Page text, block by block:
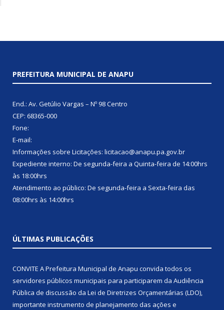
PREFEITURA MUNICIPAL DE ANAPU
End.: Av. Getúlio Vargas – Nº 98 Centro
CEP: 68365-000
Fone:
E-mail:
Informações sobre Licitações: licitacao@anapu.pa.gov.br
Expediente interno: De segunda-feira a Quinta-feira de 14:00hrs
às 18:00hrs
Atendimento ao público: De segunda-feira a Sexta-feira das
08:00hrs às 14:00hrs
ÚLTIMAS PUBLICAÇÕES
CONVITE A Prefeitura Municipal de Anapu convida todos os
servidores públicos municipais para participarem da Audiência
Pública de discussão da Lei de Diretrizes Orçamentárias (LDO),
importante instrumento de planejamento das ações e